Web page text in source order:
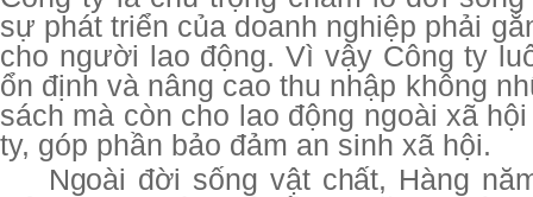
sự phát triển của doanh nghiệp phải
cho người lao động. Vì vậy Công ty
ổn định và nâng cao thu nhập không
sách mà còn cho lao động ngoài xã
ty, góp phần bảo đảm an sinh xã hội.
Ngoài đời sống vật chất, Hàng